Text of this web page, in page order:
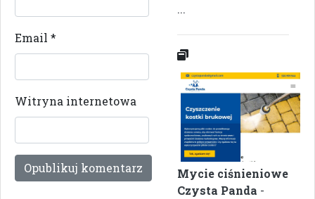
Email *
Witryna internetowa
...
Mycie ciśnieniowe
Czysta Panda -